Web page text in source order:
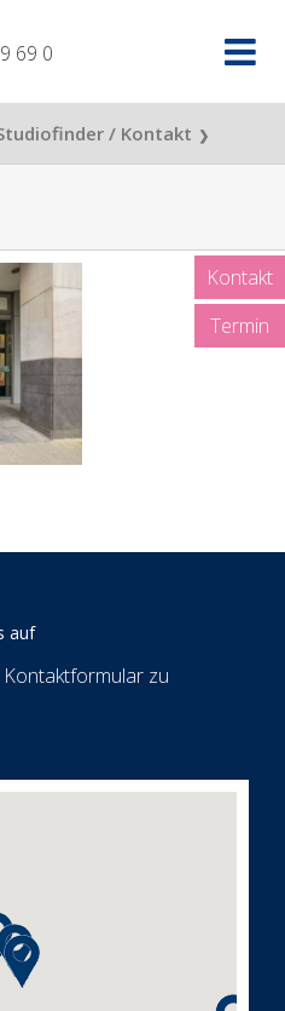
69 0
/ Kontakt ❯
Kontakt
Termin
auf
Kontaktformular zu